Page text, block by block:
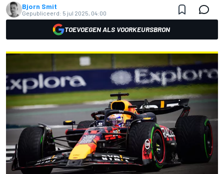
Bjorn Smit
Gepubliceerd: 5 jul 2025, 04:00
TOEVOEGEN ALS VOORKEURSBRON